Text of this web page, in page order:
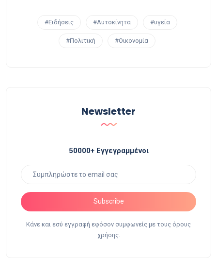
#Ειδήσεις #Αυτοκίνητα #υγεία
#Πολιτική #Οικονομία
Newsletter
50000+ Εγγεγραμμένοι
Subscribe
Κάνε και εσύ εγγραφή εφόσον συμφωνείς με τους όρους
χρήσης.